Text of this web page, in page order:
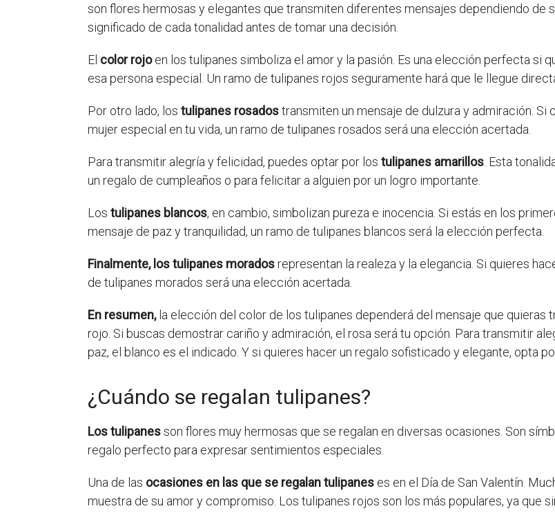
son flores hermosas y elegantes que transmiten diferentes mensajes dependiendo de
significado de cada tonalidad antes de tomar una decisión.
El color rojoen los tulipanes simboliza el amor y la pasión. Es una elección perfecta si
esa persona especial. Un ramo de tulipanes rojos seguramente hará que le llegue
Por otro lado, los tulipanes rosadostransmiten un mensaje de dulzura y admiración.
mujer especial en tu vida, un ramo de tulipanes rosados será una elección acertada.
Para transmitir alegría y felicidad, puedes optar por los tulipanes amarillos . Esta
un regalo de cumpleaños o para felicitar a alguien por un logro importante.
Los tulipanes blancos, en cambio, simbolizan pureza e inocencia. Si estás en los
mensaje de paz y tranquilidad, un ramo de tulipanes blancos será la elección perfecta.
Finalmente, los tulipanes moradosrepresentan la realeza y la elegancia. Si quieres
de tulipanes morados será una elección acertada.
En resumen,la elección del color de los tulipanes dependerá del mensaje que quieras
rojo. Si buscas demostrar cariño y admiración, el rosa será tu opción. Para transmitir
paz, el blanco es el indicado. Y si quieres hacer un regalo sofisticado y elegante, opta
¿Cuándo se regalan tulipanes?
Los tulipanesson flores muy hermosas que se regalan en diversas ocasiones. Son
regalo perfecto para expresar sentimientos especiales.
Una de las ocasiones en las que se regalan tulipanes es en el Día de San Valentín.
muestra de su amor y compromiso. Los tulipanes rojos son los más populares, ya que